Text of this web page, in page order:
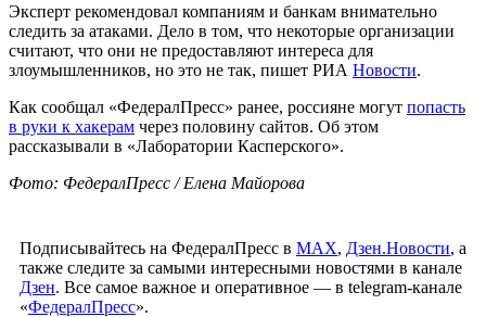
Эксперт рекомендовал компаниям и банкам внимательно
следить за атаками. Дело в том, что некоторые организации
считают, что они не предоставляют интереса для
злоумышленников, но это не так, пишет РИА Новости.
Как сообщал «ФедералПресс» ранее, россияне могут попасть
в руки к хакерам через половину сайтов. Об этом
рассказывали в «Лаборатории Касперского».
Фото: ФедералПресс / Елена Майорова
Подписывайтесь на ФедералПресс в МАХ, Дзен.Новости, а
также следите за самыми интересными новостями в канале
Дзен. Все самое важное и оперативное — в telegram-канале
«ФедералПресс».